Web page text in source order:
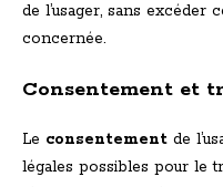
de l’usager, sans excéder
concernée.
Consentement et
Le consentement de
légales possibles pour le